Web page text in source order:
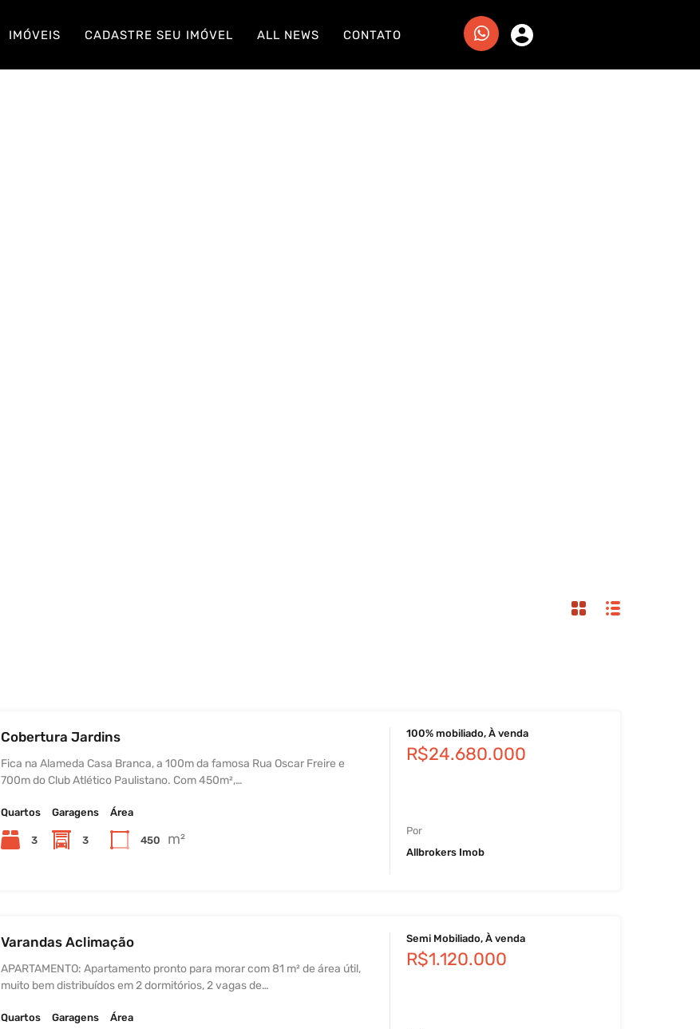
IMÓVEIS CADASTRE SEU IMÓVEL ALL NEWS CONTATO
Cobertura Jardins
Fica na Alameda Casa Branca, a 100m da famosa Rua Oscar Freire e
700m do Club Atlético Paulistano. Com 450m²,…
Quartos
3
Garagens
3
Área
450 m²
100% mobiliado, À venda
R$24.680.000
Por
Allbrokers Imob
Varandas Aclimação
APARTAMENTO: Apartamento pronto para morar com 81 m² de área útil,
muito bem distribuídos em 2 dormitórios, 2 vagas de…
Quartos Garagens Área
Semi Mobiliado, À venda
R$1.120.000